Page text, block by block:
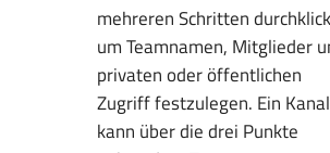
mehreren Schritten
um Teamnamen, Mitglieder
privaten oder öffentlichen
Zugriff festzulegen. Ein Kanal
kann über die drei Punkte